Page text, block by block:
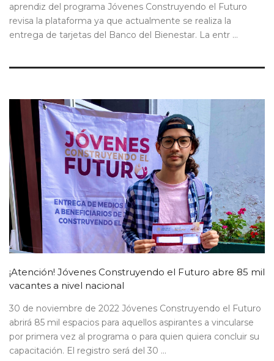
aprendiz del programa Jóvenes Construyendo el Futuro
revisa la plataforma ya que actualmente se realiza la
entrega de tarjetas del Banco del Bienestar. La entr ...
¡Atención! Jóvenes Construyendo el Futuro abre 85 mil
vacantes a nivel nacional
30 de noviembre de 2022 Jóvenes Construyendo el Futuro
abrirá 85 mil espacios para aquellos aspirantes a vincularse
por primera vez al programa o para quien quiera concluir su
capacitación. El registro será del 30 ...